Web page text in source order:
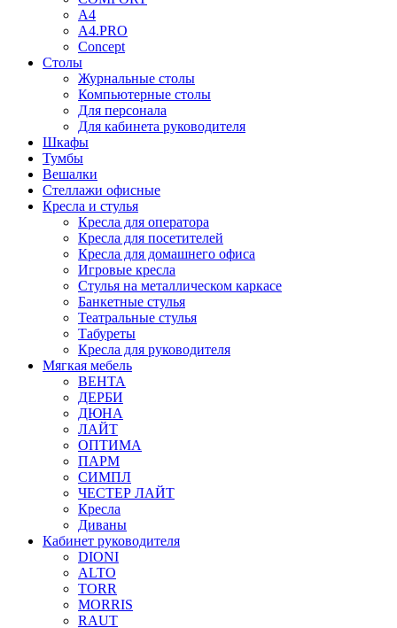
A4
A4.PRO
Concept
Столы
Журнальные столы
Компьютерные столы
Для персонала
Для кабинета руководителя
Шкафы
Тумбы
Вешалки
Стеллажи офисные
Кресла и стулья
Кресла для оператора
Кресла для посетителей
Кресла для домашнего офиса
Игровые кресла
Стулья на металлическом каркасе
Банкетные стулья
Театральные стулья
Табуреты
Кресла для руководителя
Мягкая мебель
ВЕНТА
ДЕРБИ
ДЮНА
ЛАЙТ
ОПТИМА
ПАРМ
СИМПЛ
ЧЕСТЕР ЛАЙТ
Кресла
Диваны
Кабинет руководителя
DIONI
ALTO
TORR
MORRIS
RAUT